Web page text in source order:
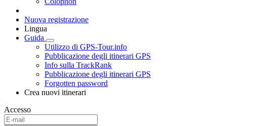
Nuova registrazione
Lingua
Guida
Utilizzo di GPS-Tour.info
Pubblicazione degli itinerari GPS
Info sulla TrackRank
Pubblicazione degli itinerari GPS
Forgotten password
Crea nuovi itinerari
Accesso